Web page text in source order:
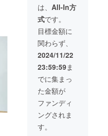
ネッ
ク カ
ラー
白・
黒・グ
レイ
は、 All-In方
式です。
目標金額に
関わらず、
2024/11/22
23:59:59ま
でに集まっ
た金額が
ファンディ
ングされま
す。